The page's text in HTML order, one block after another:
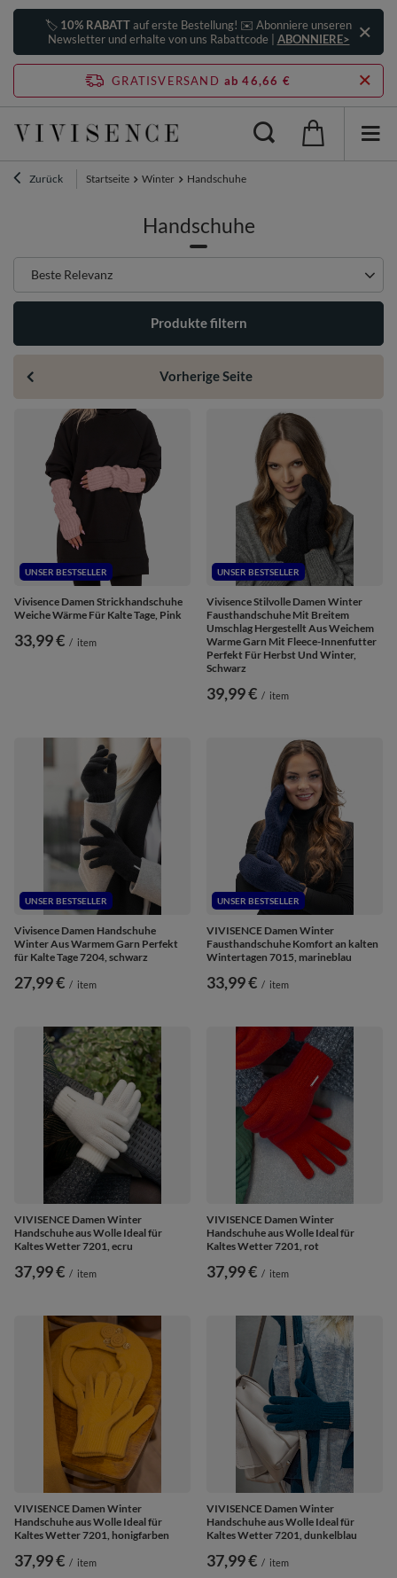
🏷️ 10% RABATTauf erste Bestellung! ✉️ Abonniere unseren
Newsletter und erhalte von uns Rabattcode | ABONNIERE>
GRATISVERSAND ab 46,66 €
Zurück Startseite Winter Handschuhe
Handschuhe
Sortierung ändern
Beste Relevanz
Produkte filtern
Vorherige Seite
UNSER BESTSELLER
Vivisence Damen Strickhandschuhe
Weiche Wärme Für Kalte Tage, Pink
33,99 € / item
UNSER BESTSELLER
Vivisence Stilvolle Damen Winter
Fausthandschuhe Mit Breitem
Umschlag Hergestellt Aus Weichem
Warme Garn Mit Fleece-Innenfutter
Perfekt Für Herbst Und Winter,
Schwarz
39,99 € / item
UNSER BESTSELLER
Vivisence Damen Handschuhe
Winter Aus Warmem Garn Perfekt
für Kalte Tage 7204, schwarz
27,99 € / item
UNSER BESTSELLER
VIVISENCE Damen Winter
Fausthandschuhe Komfort an kalten
Wintertagen 7015, marineblau
33,99 € / item
VIVISENCE Damen Winter
Handschuhe aus Wolle Ideal für
Kaltes Wetter 7201, ecru
37,99 € / item
VIVISENCE Damen Winter
Handschuhe aus Wolle Ideal für
Kaltes Wetter 7201, rot
37,99 € / item
VIVISENCE Damen Winter
Handschuhe aus Wolle Ideal für
Kaltes Wetter 7201, honigfarben
37,99 € / item
VIVISENCE Damen Winter
Handschuhe aus Wolle Ideal für
Kaltes Wetter 7201, dunkelblau
37,99 € / item